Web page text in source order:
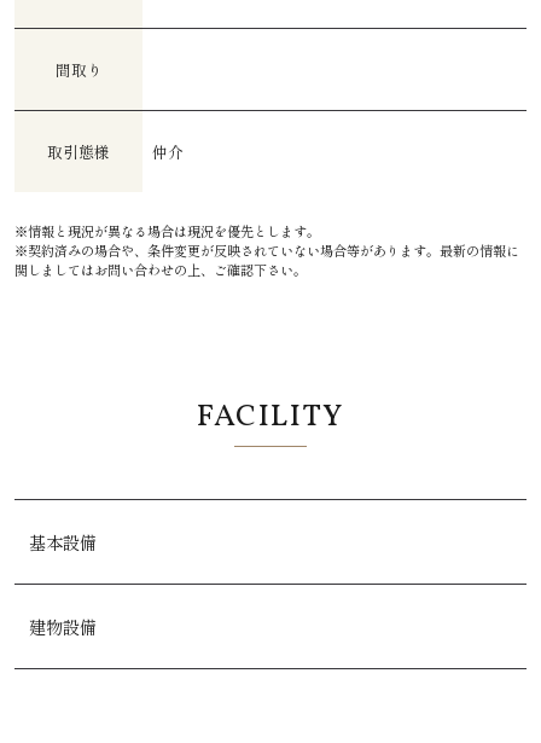
間取り
取引態様 仲介
※情報と現況が異なる場合は現況を優先とします。
※契約済みの場合や、条件変更が反映されていない場合等があります。最新の情報に
関しましてはお問い合わせの上、ご確認下さい。
FACILITY
基本設備
建物設備